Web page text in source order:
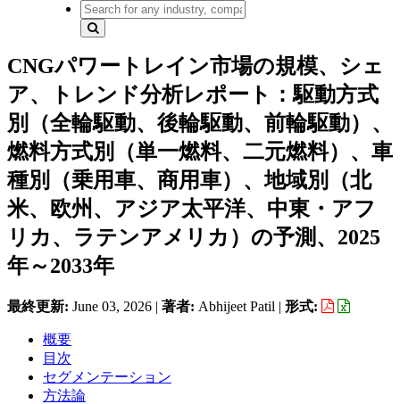
CNGパワートレイン市場の規模、シェ
ア、トレンド分析レポート：駆動方式
別（全輪駆動、後輪駆動、前輪駆動）、
燃料方式別（単一燃料、二元燃料）、車
種別（乗用車、商用車）、地域別（北
米、欧州、アジア太平洋、中東・アフ
リカ、ラテンアメリカ）の予測、2025
年～2033年
最終更新: June 03, 2026 | 著者: Abhijeet Patil | 形式:
概要
目次
セグメンテーション
方法論